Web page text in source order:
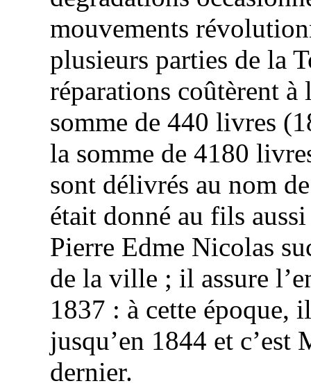
mouvements
plusieurs parties de la
réparations coûtèrent
somme de 440 livres
la somme de 4180
sont délivrés au nom
était donné au fils
Pierre Edme Nicolas
de la ville ; il assure
1837 : à cette époque,
jusqu’en 1844 et c’est
dernier.